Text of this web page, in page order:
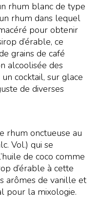
rhum blanc de type
rhum dans lequel
pour obtenir
d’érable, ce
grains de café
alcoolisée des
cocktail, sur glace
de diverses
rhum onctueuse au
Vol.) qui se
de coco comme
d’érable à cette
arômes de vanille et
pour la mixologie.